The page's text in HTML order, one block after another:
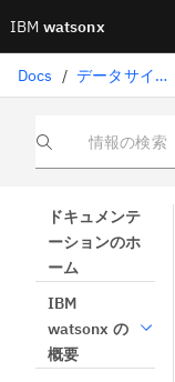
IBM watsonx
Docs / データサイエンスソリューション
情報の検索
ドキュメンテ
ーションのホ
ーム
IBM
watsonx の
概要